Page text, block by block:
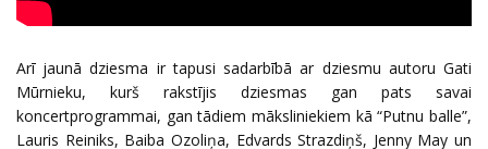
Arī jaunā dziesma ir tapusi sadarbībā ar dziesmu autoru Gati
Mūrnieku, kurš rakstījis dziesmas gan pats savai
koncertprogrammai, gan tādiem māksliniekiem kā “Putnu balle”,
Lauris Reiniks, Baiba Ozoliņa, Edvards Strazdiņš, Jenny May un